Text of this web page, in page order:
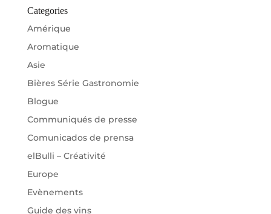
Categories
Amérique
Aromatique
Asie
Bières Série Gastronomie
Blogue
Communiqués de presse
Comunicados de prensa
elBulli – Créativité
Europe
Evènements
Guide des vins